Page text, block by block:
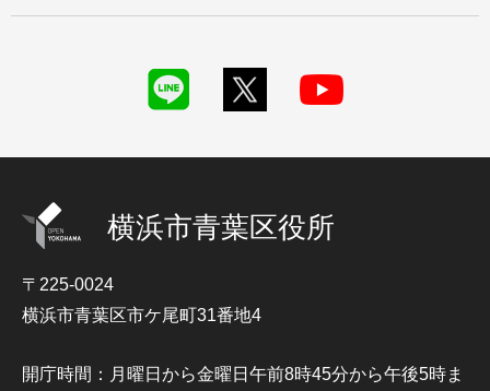
横浜市青葉区役所
〒225-0024
横浜市青葉区市ケ尾町31番地4
開庁時間：月曜日から金曜日午前8時45分から午後5時ま